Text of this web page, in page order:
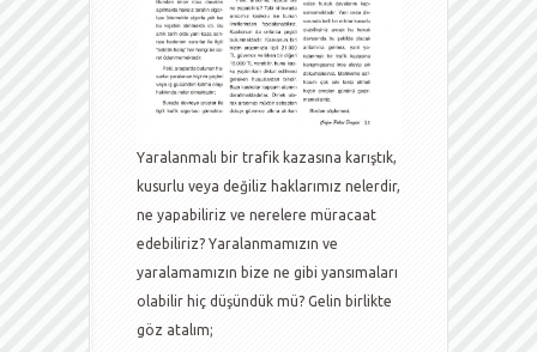
Yaralanmalı bir trafik kazasına karıştık,
kusurlu veya değiliz haklarımız nelerdir,
ne yapabiliriz ve nerelere müracaat
edebiliriz? Yaralanmamızın ve
yaralamamızın bize ne gibi yansımaları
olabilir hiç düşündük mü? Gelin birlikte
göz atalım;